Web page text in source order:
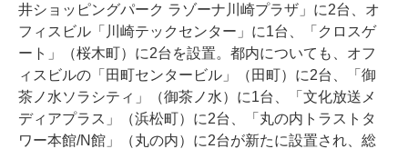
井ショッピングパーク ラゾーナ川崎プラザ」に2台、オ
フィスビル「川崎テックセンター」に1台、「クロスゲ
ート」（桜木町）に2台を設置。都内についても、オフ
ィスビルの「田町センタービル」（田町）に2台、「御
茶ノ水ソラシティ」（御茶ノ水）に1台、「文化放送メ
ディアプラス」（浜松町）に2台、「丸の内トラストタ
ワー本館/N館」（丸の内）に2台が新たに設置され、総